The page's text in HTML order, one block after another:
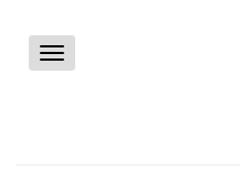
Toggle